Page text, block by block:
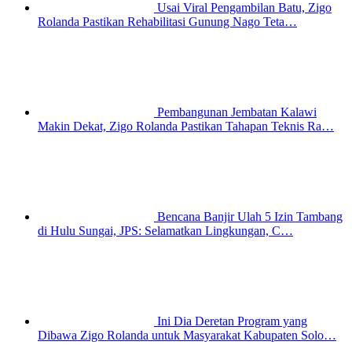
Usai Viral Pengambilan Batu, Zigo
Rolanda Pastikan Rehabilitasi Gunung Nago Teta…
Pembangunan Jembatan Kalawi
Makin Dekat, Zigo Rolanda Pastikan Tahapan Teknis Ra…
Bencana Banjir Ulah 5 Izin Tambang
di Hulu Sungai, JPS: Selamatkan Lingkungan, C…
Ini Dia Deretan Program yang
Dibawa Zigo Rolanda untuk Masyarakat Kabupaten Solo…